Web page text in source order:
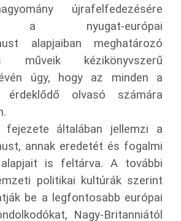
újrafelfedezésére
a nyugat-európai
alapjaiban meghatározó
kézikönyvszerű
úgy, hogy az minden a
olvasó számára
általában jellemzi a
annak eredetét és fogalmi
alapjait is feltárva. A további
politikai kultúrák szerint
be a legfontosabb európai
Nagy-Britanniától